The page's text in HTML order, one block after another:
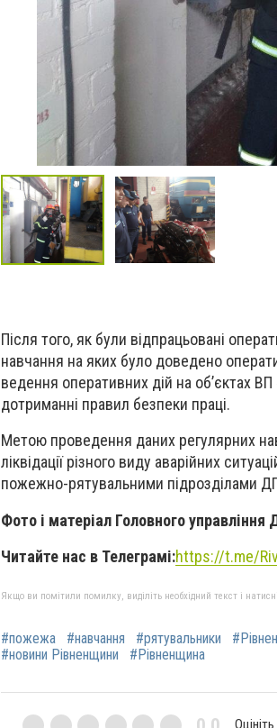
Після того, як були відпрацьовані
навчання на яких було доведено
ведення оперативних дій на об’єктах
дотриманні правил безпеки праці.
Метою проведення даних регулярних
ліквідації різного виду аварійних
пожежно-рятувальними підрозділами
Фото і матеріал Головного управління
Читайте нас в Телеграмі:https://t.me/
Якщо ви помітили помилку, виділіть необхідний текст і
#пожежа #навчання #рятувальники
#новини Рівненщини
#Рівненщина